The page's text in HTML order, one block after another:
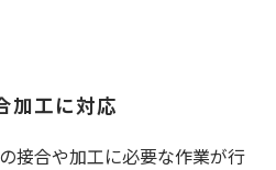
加工に対応
接合や加工に必要な作業が行